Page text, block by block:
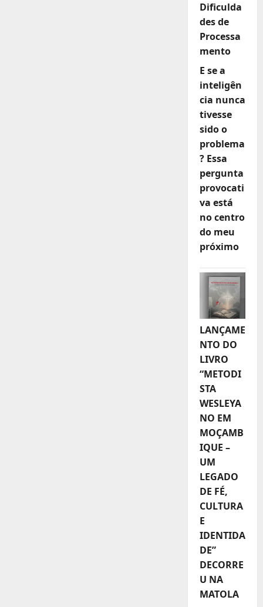
Dificulda
des de
Processa
mento
E se a
inteligên
cia nunca
tivesse
sido o
problema
? Essa
pergunta
provocati
va está
no centro
do meu
próximo
LANÇAME
NTO DO
LIVRO
“METODI
STA
WESLEYA
NO EM
MOÇAMB
IQUE –
UM
LEGADO
DE FÉ,
CULTURA
E
IDENTIDA
DE”
DECORRE
U NA
MATOLA